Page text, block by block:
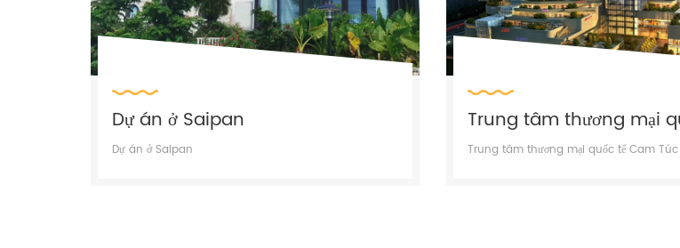
Dự án ở Saipan
Dự án ở Saipan Trung tâm thương mại quốc tế Cam Túc